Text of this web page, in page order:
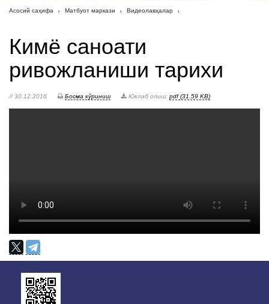
Асосий саҳифа Матбуот маркази Видеолавҳалар
Кимё саноати
ривожланиши тарихи
// 30.12.2016 Босма кўриниш Юклаб олиш: pdf (31.59 KB)